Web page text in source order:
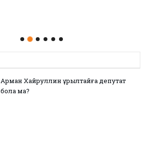
Арман Хайруллин Құрылтайға депутат
бола ма?